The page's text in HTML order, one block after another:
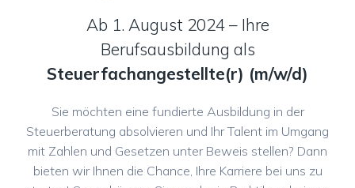
Ab 1. August 2024 – Ihre
Berufsausbildung als
Steuerfachangestellte(r) (m/w/d)
Sie möchten eine fundierte Ausbildung in der
Steuerberatung absolvieren und Ihr Talent im Umgang
mit Zahlen und Gesetzen unter Beweis stellen? Dann
bieten wir Ihnen die Chance, Ihre Karriere bei uns zu